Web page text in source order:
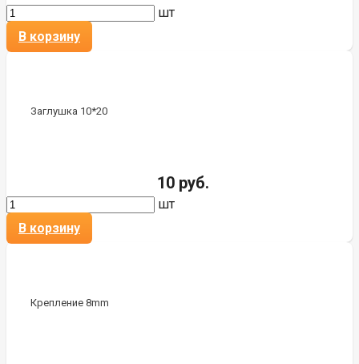
шт
В корзину
Заглушка 10*20
10 руб.
шт
В корзину
Крепление 8mm